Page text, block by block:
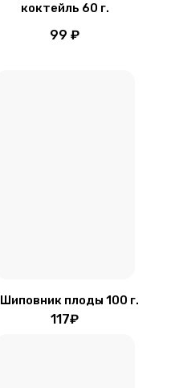
коктейль 60 г.
Шиповник плоды 100 г.
117₽
99 ₽